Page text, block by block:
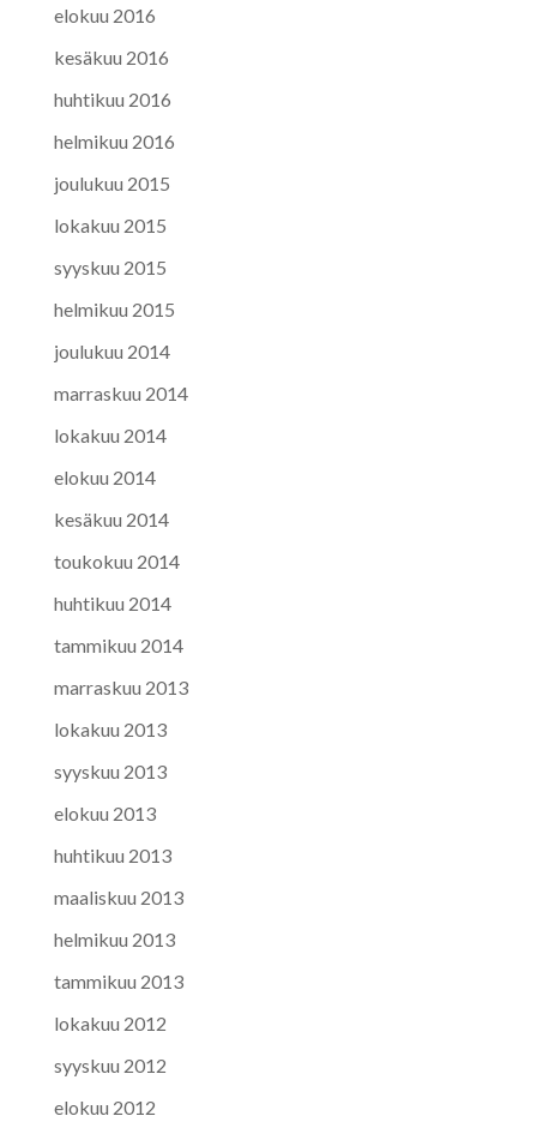
elokuu 2016
kesäkuu 2016
huhtikuu 2016
helmikuu 2016
joulukuu 2015
lokakuu 2015
syyskuu 2015
helmikuu 2015
joulukuu 2014
marraskuu 2014
lokakuu 2014
elokuu 2014
kesäkuu 2014
toukokuu 2014
huhtikuu 2014
tammikuu 2014
marraskuu 2013
lokakuu 2013
syyskuu 2013
elokuu 2013
huhtikuu 2013
maaliskuu 2013
helmikuu 2013
tammikuu 2013
lokakuu 2012
syyskuu 2012
elokuu 2012